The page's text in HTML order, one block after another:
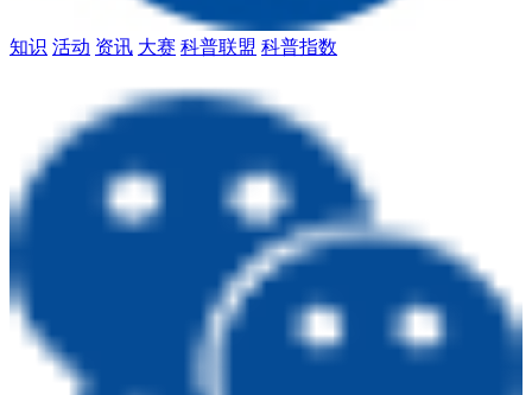
知识 活动 资讯 大赛 科普联盟 科普指数